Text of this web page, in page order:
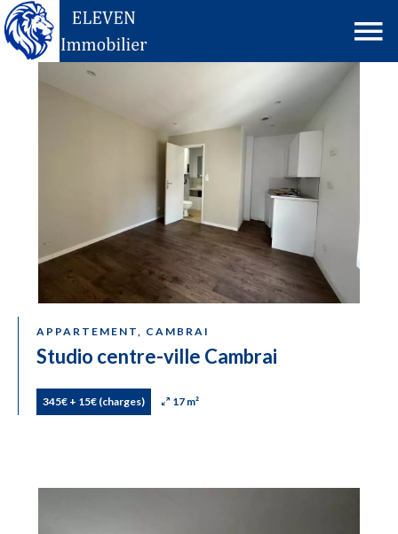
APPARTEMENT, CAMBRAI
Studio centre-ville Cambrai
345€ + 15€ (charges) 17 m²